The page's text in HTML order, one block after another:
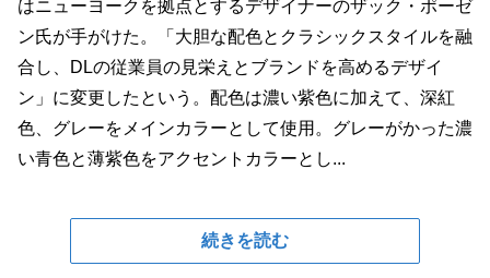
はニューヨークを拠点とするデザイナーのザック・ポーゼ
ン氏が手がけた。「大胆な配色とクラシックスタイルを融
合し、DLの従業員の見栄えとブランドを高めるデザイ
ン」に変更したという。配色は濃い紫色に加えて、深紅
色、グレーをメインカラーとして使用。グレーがかった濃
い青色と薄紫色をアクセントカラーとし...
続きを読む